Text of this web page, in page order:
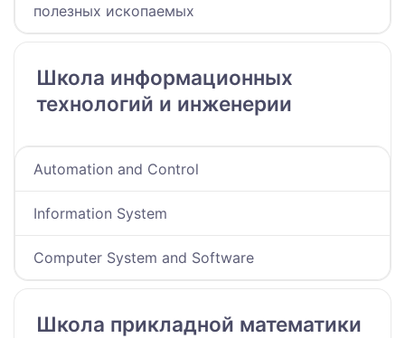
полезных ископаемых
Школа информационных
технологий и инженерии
Automation and Control
Information System
Computer System and Software
Школа прикладной математики